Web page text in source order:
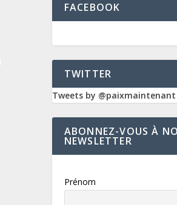
FACEBOOK
TWITTER
Tweets by @paixmaintenant
ABONNEZ-VOUS À
NEWSLETTER
Prénom